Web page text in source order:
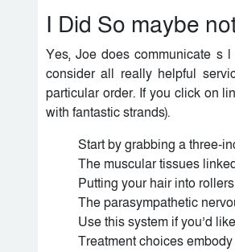
I Did So maybe
Yes, Joe does communicate s
consider all really helpful
particular order. If you click on
with fantastic strands).
Start by grabbing a three-
The muscular tissues
Putting your hair into
The parasympathetic
Use this system if you’d
Treatment choices